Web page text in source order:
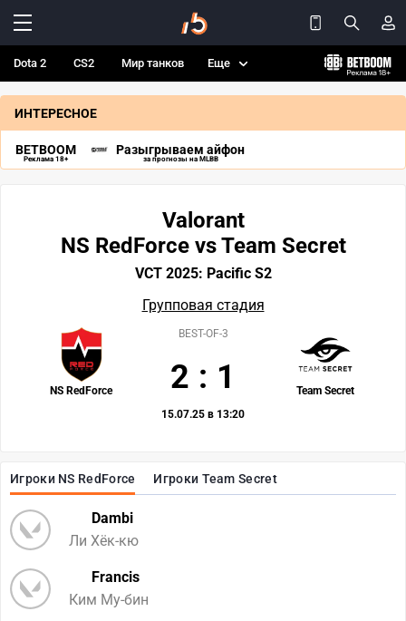
Dota 2 CS2 Мир танков Еще
ИНТЕРЕСНОЕ
BETBOOM
Реклама 18+
Разыгрываем айфон
за прогнозы на MLBB
Игроки NS RedForce Игроки Team Secret
Dambi
Ли Хёк-кю
Francis
Ким Му-бин
Valorant
NS RedForce vs Team Secret
VCT 2025: Pacific S2
Групповая стадия
NS RedForce Team Secret
BEST-OF-3
2 : 1
15.07.25 в 13:20